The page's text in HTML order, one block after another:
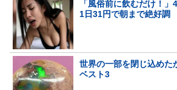
「風俗前に飲むだけ！」
1日31円で朝まで絶好調
世界の一部を閉じ込めた
ベスト3